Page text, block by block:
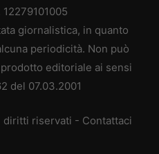
giornalistica, in quanto
periodicità. Non può
editoriale ai sensi
del 07.03.2001
diritti riservati - Contattaci